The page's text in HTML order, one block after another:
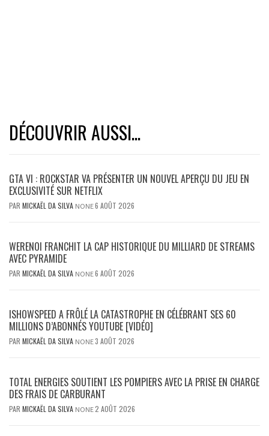
DÉCOUVRIR AUSSI...
GTA VI : ROCKSTAR VA PRÉSENTER UN NOUVEL APERÇU DU JEU EN
EXCLUSIVITÉ SUR NETFLIX
PAR MICKAËL DA SILVA NONE6 AOÛT 2026
WERENOI FRANCHIT LA CAP HISTORIQUE DU MILLIARD DE STREAMS
AVEC PYRAMIDE
PAR MICKAËL DA SILVA NONE6 AOÛT 2026
ISHOWSPEED A FRÔLÉ LA CATASTROPHE EN CÉLÉBRANT SES 60
MILLIONS D’ABONNÉS YOUTUBE [VIDÉO]
PAR MICKAËL DA SILVA NONE3 AOÛT 2026
TOTAL ENERGIES SOUTIENT LES POMPIERS AVEC LA PRISE EN CHARGE
DES FRAIS DE CARBURANT
PAR MICKAËL DA SILVA NONE2 AOÛT 2026